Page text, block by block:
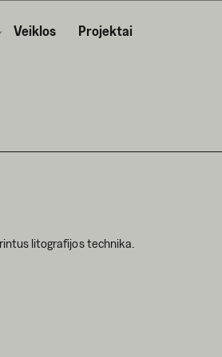
Veiklos Projektai
litografijos technika.